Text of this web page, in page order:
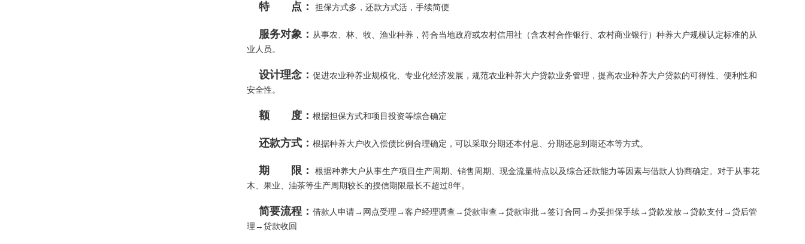
特 点： 担保方式多，还款方式活，手续简便
服务对象： 从事农、林、牧、渔业种养，符合当地政府或农村信用社（含农村合作银行、农村商业银行）种养大户规模认定标准的从
业人员。
设计理念： 促进农业种养业规模化、专业化经济发展，规范农业种养大户贷款业务管理，提高农业种养大户贷款的可得性、便利性和
安全性。
额 度： 根据担保方式和项目投资等综合确定
还款方式： 根据种养大户收入偿债比例合理确定，可以采取分期还本付息、分期还息到期还本等方式。
期 限：
根据种养大户从事生产项目生产周期、销售周期、现金流量特点以及综合还款能力等因素与借款人协商确定。对于从事花
木、果业、油茶等生产周期较长的授信期限最长不超过8年。
简要流程： 借款人申请→网点受理→客户经理调查→贷款审查→贷款审批→签订合同→办妥担保手续→贷款发放→贷款支付→贷后管
理→贷款收回